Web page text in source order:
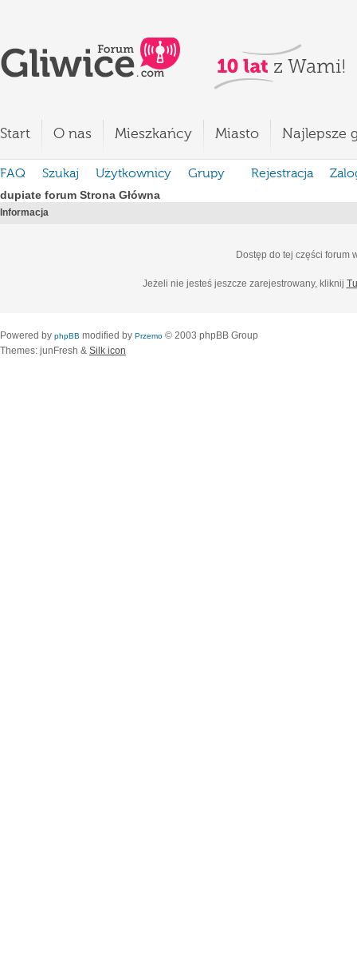
Start O nas Mieszkańcy Miasto Najlepsze
FAQ Szukaj Użytkownicy Grupy Rejestracja
dupiate forum Strona Główna
Informacja
Dostęp do tej części forum
Jeżeli nie jesteś jeszcze zarejestrowany, kliknij
Powered by phpBB modified by Przemo © 2003 phpBB Group
Themes: junFresh & Silk icon